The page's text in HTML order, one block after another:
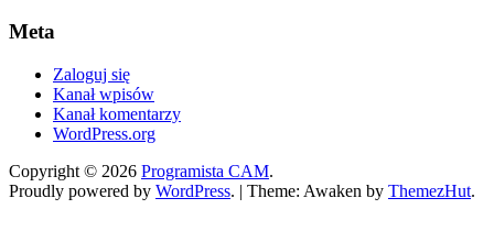
Meta
Zaloguj się
Kanał wpisów
Kanał komentarzy
WordPress.org
Copyright © 2026 Programista CAM.
Proudly powered by WordPress. | Theme: Awaken by ThemezHut.